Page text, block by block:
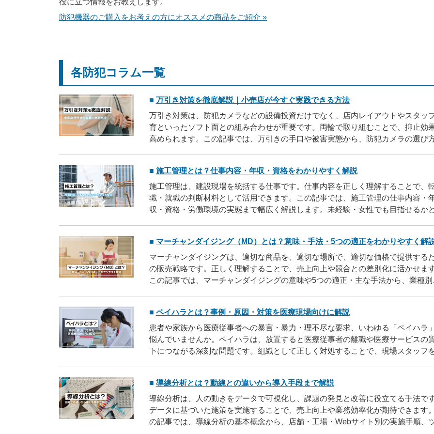
防犯機器のご購入をお考えの方にオススメの商品をご紹介 »
各防犯コラム一覧
万引き対策を徹底解説｜小売店が今すぐ実践できる方法
万引き対策は、防犯カメラなどの設備投資だけでなく、店内レイアウトやスタッ
育といったソフト面との組み合わせが重要です。両輪で取り組むことで、抑止効
高められます。この記事では、万引きの手口や被害実態から、防犯カメラの選び
施工管理とは？仕事内容・年収・資格をわかりやすく解説
施工管理は、建設現場を統括する仕事です。仕事内容を正しく理解することで、
職・就職の判断材料として活用できます。この記事では、施工管理の仕事内容・
収・資格・労働環境の実態まで幅広く解説します。未経験・女性でも目指せるか
マーチャンダイジング（MD）とは？意味・手法・5つの適正をわかりやすく解
マーチャンダイジングは、適切な商品を、適切な場所で、適切な価格で提供する
の販売戦略です。正しく理解することで、売上向上や競合との差別化に活かせます
この記事では、マーチャンダイジングの意味や5つの適正・主な手法から、業種別
ペイハラとは？事例・原因・対策を医療現場向けに解説
患者や家族から医療従事者への暴言・暴力・理不尽な要求、いわゆる「ペイハラ
悩んでいませんか。ペイハラは、放置すると医療従事者の離職や医療サービスの
下につながる深刻な問題です。組織として正しく対処することで、現場スタッフ
導線分析とは？動線との違いから導入手段まで解説
導線分析は、人の動きをデータで可視化し、課題の発見と改善に役立てる手法です
データに基づいた施策を実施することで、売上向上や業務効率化が期待できます
の記事では、導線分析の基本概念から、店舗・工場・Webサイト別の実施手順、